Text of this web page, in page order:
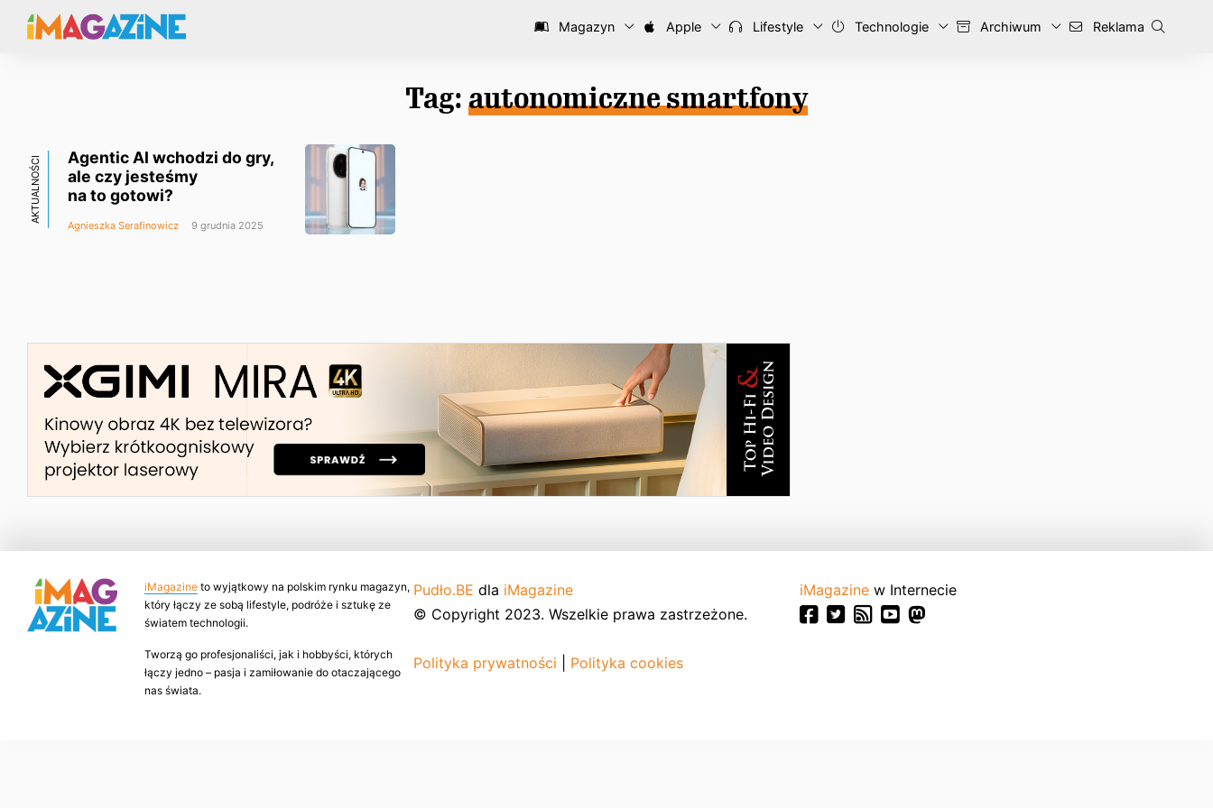
Magazyn Apple Lifestyle Technologie Archiwum Reklama
Tag: autonomiczne smartfony
AKTUALNOŚCI
Agentic AI wchodzi do gry,
ale czy jesteśmy
na to gotowi?
Agnieszka Serafinowicz 9 grudnia 2025
iMagazine to wyjątkowy na polskim rynku magazyn,
który łączy ze sobą lifestyle, podróże i sztukę ze
światem technologii.
Tworzą go profesjonaliści, jak i hobbyści, których
łączy jedno – pasja i zamiłowanie do otaczającego
nas świata.
Pudło.BE dla iMagazine
© Copyright 2023. Wszelkie prawa zastrzeżone.
Polityka prywatności Polityka cookies
iMagazine w Internecie